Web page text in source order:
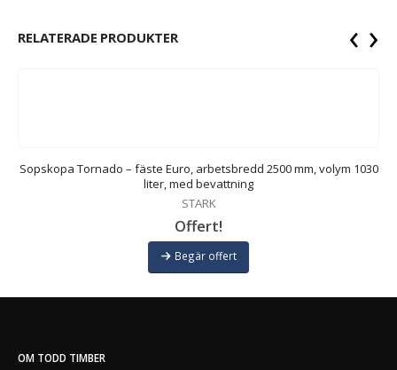
RELATERADE PRODUKTER
Sopskopa Tornado – fäste Euro, arbetsbredd 2500 mm, volym 1030
liter, med bevattning
STARK
Offert!
Begär offert
‹ ›
OM TODD TIMBER